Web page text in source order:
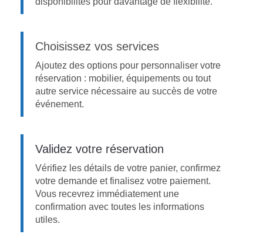
Choisissez vos services
Ajoutez des options pour personnaliser votre
réservation : mobilier, équipements ou tout
autre service nécessaire au succès de votre
événement.
Validez votre réservation
Vérifiez les détails de votre panier, confirmez
votre demande et finalisez votre paiement.
Vous recevrez immédiatement une
confirmation avec toutes les informations
utiles.